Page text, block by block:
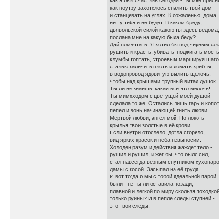
как поутру захотелось спалить твой дом
и станцевать на углях. К сожаленью, дома
нет у тебя и не будет. В каком бреду,
дьявольской силой какою ты здесь ведома,
послана мне на какую была беду?
Дай помечтать. Я хотел бы под чёрным
рушить и красть; убивать; поджигать
клумбы топтать, строевым маршируя
сталью калечить плоть и ломать хребты;
в водопровод ядовитую вылить щелочь,
чтобы над крышами трупный витал душок...
Ты ли не знаешь, какая всё это мелочь!
Ты мимоходом с цветущей моей душой
сделала то же. Остались лишь гарь и
пепел и вонь начинающей гнить любви.
Мёртвой любви, ангел мой. По локоть
крылья твои золотые в её крови.
Если внутри отболело, дотла сгорело,
вид ярких красок и неба невыносим.
Холоден разум и действия жаждет тело -
рушил и рушил, и жёг бы, что было сил,
стал навсегда верным спутником
дамы с косой. Засыпал на её груди.
И вот тогда б мы с тобой идеальной парой
были - не ты ли оставила позади,
плавной и легкой по миру скользя походкой,
только руины? И в пепле следы ступней -
это твои следы.